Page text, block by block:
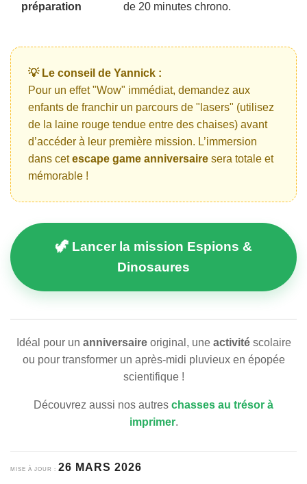
préparation
de 20 minutes chrono.
💡 Le conseil de Yannick :
Pour un effet "Wow" immédiat, demandez aux
enfants de franchir un parcours de "lasers" (utilisez
de la laine rouge tendue entre des chaises) avant
d’accéder à leur première mission. L’immersion
dans cetescape game anniversaire sera totale et
mémorable !
🦖 Lancer la mission Espions &
Dinosaures
Idéal pour un anniversaireoriginal, une activitéscolaire
ou pour transformer un après-midi pluvieux en épopée
scientifique !
Découvrez aussi nos autres chasses au trésor à
imprimer.
MISE À JOUR : 26 MARS 2026